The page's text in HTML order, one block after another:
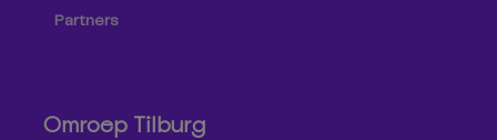
Partners
Omroep Tilburg